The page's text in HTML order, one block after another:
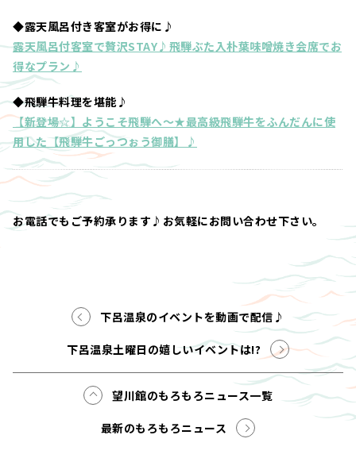
◆露天風呂付き客室がお得に♪
露天風呂付客室で贅沢STAY♪飛騨ぶた入朴葉味噌焼き会席でお
得なプラン♪
◆飛騨牛料理を堪能♪
【新登場☆】ようこそ飛騨へ～★最高級飛騨牛をふんだんに使
用した【飛騨牛ごっつぉう御膳】♪
お電話でもご予約承ります♪お気軽にお問い合わせ下さい。
下呂温泉のイベントを動画で配信♪
下呂温泉土曜日の嬉しいイベントは!?
望川館のもろもろニュース一覧
最新のもろもろニュース